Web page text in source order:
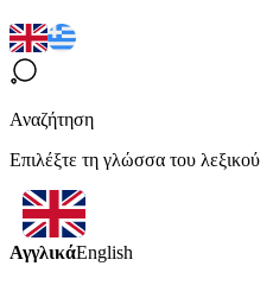
Αναζήτηση
Επιλέξτε τη γλώσσα του λεξικού
ΑγγλικάEnglish